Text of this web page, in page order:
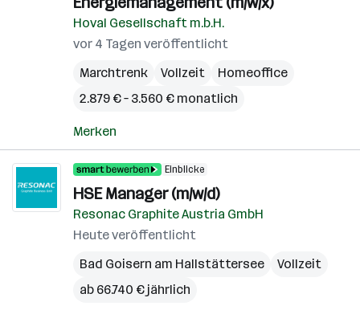
Hoval Gesellschaft m.b.H.
vor 4 Tagen veröffentlicht
Marchtrenk
Vollzeit
Homeoffice
2.879 € – 3.560 € monatlich
Merken
Einblicke
HSE Manager (m/w/d)
Resonac Graphite Austria GmbH
Heute veröffentlicht
Bad Goisern am Hallstättersee
Vollzeit
ab 66.740 € jährlich